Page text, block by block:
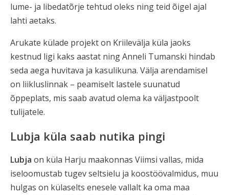
lume- ja libedatõrje tehtud oleks ning teid õigel ajal
lahti aetaks.
Arukate külade projekt on Kriilevälja küla jaoks
kestnud ligi kaks aastat ning Anneli Tumanski hindab
seda aega huvitava ja kasulikuna. Välja arendamisel
on liikluslinnak – peamiselt lastele suunatud
õppeplats, mis saab avatud olema ka väljastpoolt
tulijatele.
Lubja küla saab nutika pingi
Lubja on küla Harju maakonnas Viimsi vallas, mida
iseloomustab tugev seltsielu ja koostöövalmidus, muu
hulgas on külaselts enesele vallalt ka oma maa